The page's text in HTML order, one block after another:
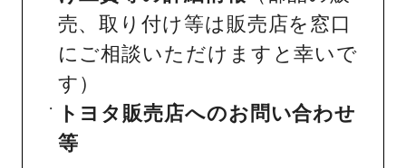
売、取り付け等は販売店を窓口
にご相談いただけますと幸いで
す）
トヨタ販売店へのお問い合わせ
等